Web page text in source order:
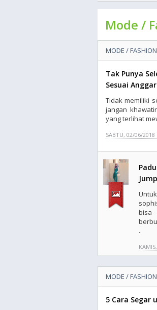
Mode /
MODE / FASHION
Tak Punya
Sesuai
Tidak memiliki
jangan
yang terlihat
SABTU, 02/06/2018
bisa
..
MODE / FASHION
5 Cara Segar